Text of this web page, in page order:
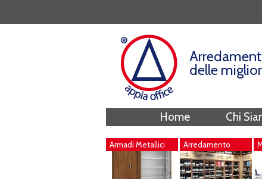
delle
Home Chi
Armadi Metallici
Arredamento
Negozi